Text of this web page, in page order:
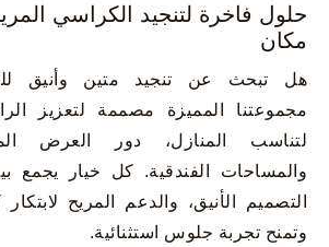
حلول فاخرة لتنجيد الكراسي
مكان
هل تبحث عن تنجيد متين وأنيق
مجموعتنا المميزة مصممة لتعزيز
لتناسب المنازل، دور العرض
والمساحات الفندقية. كل خيار يجمع
التصميم الأنيق، والدعم المريح
وتمنح تجربة جلوس استثنائية.